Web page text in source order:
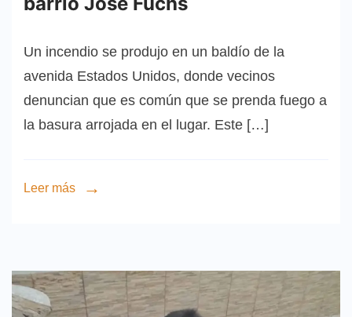
Un incendio se produjo en un baldío de la
avenida Estados Unidos, donde vecinos
denuncian que es común que se prenda fuego a
la basura arrojada en el lugar. Este […]
Leer más